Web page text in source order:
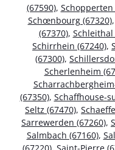
(67590), Schopperten
Schœnbourg (67320),
(67370), Schleithal
Schirrhein (67240),
(67300),
Scherlenheim
(67350), Schaffhouse-
Seltz (67470),
Sarrewerden (67260),
Salmbach (67160),